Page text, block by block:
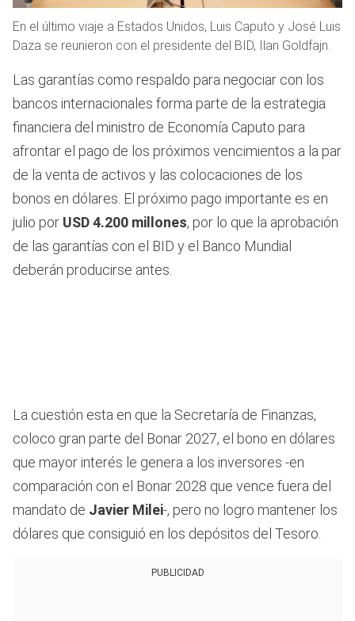
En el último viaje a Estados Unidos, Luis Caputo y José Luis
Daza se reunieron con el presidente del BID, Ilan Goldfajn.
Las garantías como respaldo para negociar con los
bancos internacionales forma parte de la estrategia
financiera del ministro de Economía Caputo para
afrontar el pago de los próximos vencimientos a la par
de la venta de activos y las colocaciones de los
bonos en dólares. El próximo pago importante es en
julio por USD 4.200 millones, por lo que la aprobación
de las garantías con el BID y el Banco Mundial
deberán producirse antes.
La cuestión esta en que la Secretaría de Finanzas,
coloco gran parte del Bonar 2027, el bono en dólares
que mayor interés le genera a los inversores -en
comparación con el Bonar 2028 que vence fuera del
mandato de Javier Milei-, pero no logro mantener los
dólares que consiguió en los depósitos del Tesoro.
PUBLICIDAD